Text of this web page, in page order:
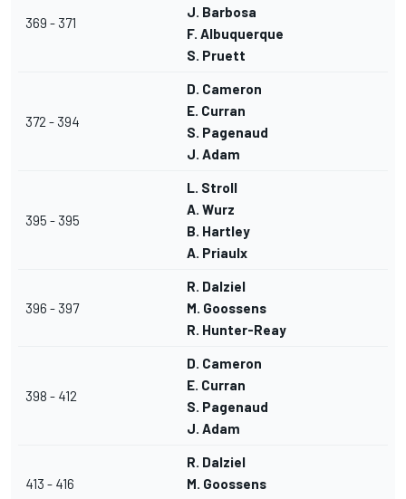
369 - 371
J. Barbosa
F. Albuquerque
S. Pruett
372 - 394
D. Cameron
E. Curran
S. Pagenaud
J. Adam
395 - 395
L. Stroll
A. Wurz
B. Hartley
A. Priaulx
396 - 397
R. Dalziel
M. Goossens
R. Hunter-Reay
398 - 412
D. Cameron
E. Curran
S. Pagenaud
J. Adam
413 - 416
R. Dalziel
M. Goossens